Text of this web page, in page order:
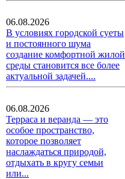
06.08.2026
В условиях городской суеты
и постоянного шума
создание комфортной жилой
среды становится все более
актуальной задачей....
06.08.2026
Терраса и веранда — это
особое пространство,
которое позволяет
наслаждаться природой,
отдыхать в кругу семьи
или...